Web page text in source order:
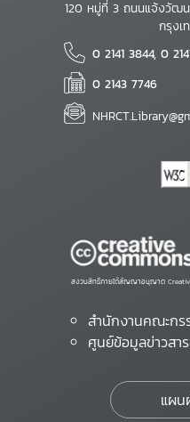
120 หมู่ที่ 3 ถนนแจ้งวัฒ
กรุงเ
0 2141 3844, 0
0 2143 7746
สงวนสิทธิ์ภายใต้สัญญาอนุญาต
สำนักงานคณะก
ศูนย์ข้อมูลข่าวสา
แผน